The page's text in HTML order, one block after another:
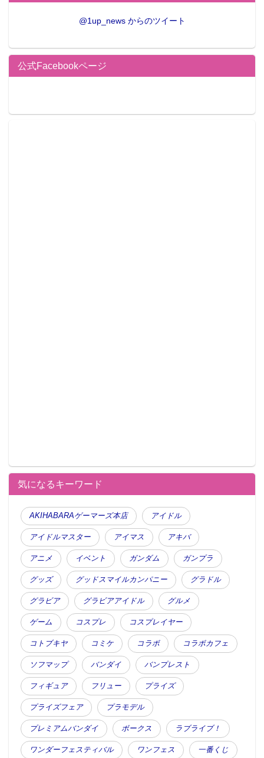
@1up_news からのツイート
公式Facebookページ
気になるキーワード
AKIHABARAゲーマーズ本店 アイドル
アイドルマスター アイマス アキバ
アニメ イベント ガンダム ガンプラ
グッズ グッドスマイルカンパニー グラドル
グラビア グラビアアイドル グルメ
ゲーム コスプレ コスプレイヤー
コトブキヤ コミケ コラボ コラボカフェ
ソフマップ バンダイ バンプレスト
フィギュア フリュー プライズ
プライズフェア プラモデル
プレミアムバンダイ ボークス ラブライブ！
ワンダーフェスティバル ワンフェス 一番くじ